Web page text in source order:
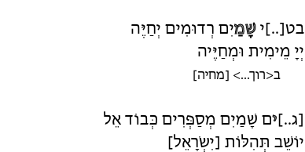
בט[..]ישָׁמַיִם רְדוּמִים יְחַיֶּה
יְיָ מֵימִית וּמְחַיֶּיה
ב<רוך...> [מחיה]
[ג..]ים שָׁמַיִם מְסַפְּרִים כְּבוֹד אֵל
יוֹשֵׁב תְּהִלּוֹת [יִשְׂרָאֵל]